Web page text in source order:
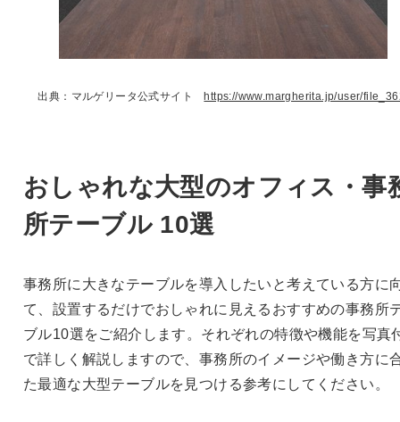
出典：マルゲリータ公式サイト https://www.margherita.jp/user/
おしゃれな大型のオフィス・事
所テーブル 10選
事務所に大きなテーブルを導入したいと考えている方に
て、設置するだけでおしゃれに見えるおすすめの事務所
ブル10選をご紹介します。それぞれの特徴や機能を写真
で詳しく解説しますので、事務所のイメージや働き方に
た最適な大型テーブルを見つける参考にしてください。